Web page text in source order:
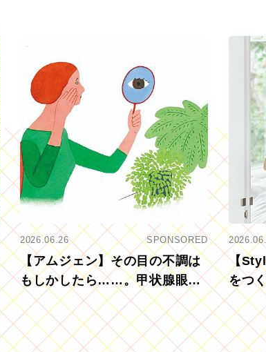
2026.06.26 SPONSORED
【アムジェン】その目の不調は
もしかしたら……。甲状腺眼症
を知っていますか？
【
をつ